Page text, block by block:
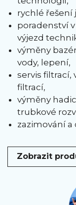
rychlé řešení
poradenství
výjezd
výměny
vody, lepení,
servis filtrací,
filtrací,
výměny
trubkové
zazimování a
Zobrazit